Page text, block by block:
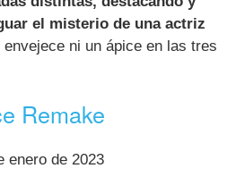
el misterio de una actriz
ni un ápice en las tres
Remake
enero de 2023